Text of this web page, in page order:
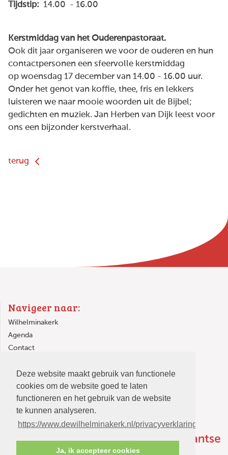
Deze website maakt gebruik van functionele
cookies om de website goed te laten
functioneren en het gebruik van de website
te kunnen analyseren.
https://www.dewilhelminakerk.nl/privacyverklaring
Ja, ik accepteer cookies
Tijdstip: 14.00 - 16.00
Kerstmiddag van het Ouderenpastoraat.
Ook dit jaar organiseren we voor de ouderen en hun
contactpersonen een sfeervolle kerstmiddag
op woensdag 17 december van 14.00 - 16.00 uur.
Onder het genot van koffie, thee, fris en lekkers
luisteren we naar mooie woorden uit de Bijbel;
gedichten en muziek. Jan Herben van Dijk leest voor
ons een bijzonder kerstverhaal.
terug
Navigeer naar:
Wilhelminakerk
Agenda
Contact
In de Wilhelminakerk